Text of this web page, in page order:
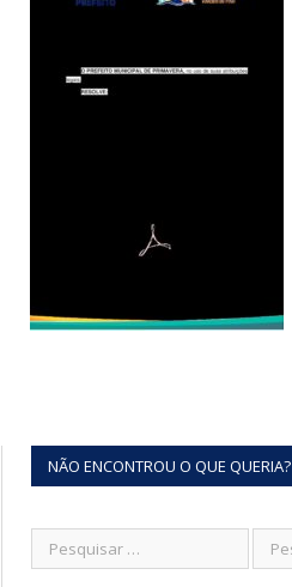
NÃO ENCONTROU O QUE QUERIA?